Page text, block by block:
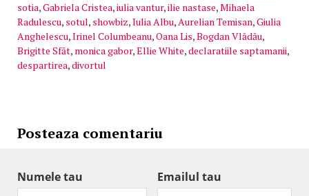
sotia,Gabriela Cristea,iulia vantur,ilie nastase,Mihaela
Radulescu, sotul, showbiz,Iulia Albu,Aurelian Temisan,Giulia
Anghelescu,Irinel Columbeanu,Oana Lis,Bogdan Vlădău,
Brigitte Sfăt, monica gabor,Ellie White,declaratiile saptamanii,
despartirea,divortul
Posteaza comentariu
Numele tau Emailul tau